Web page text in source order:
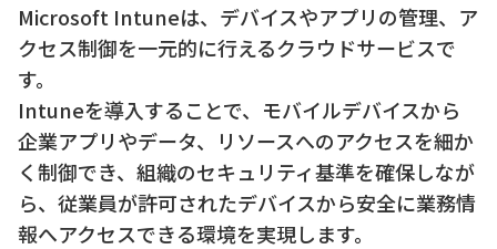
Microsoft Intuneは、デバイスやアプリの管理、ア
クセス制御を一元的に行えるクラウドサービスで
す。
Intuneを導入することで、モバイルデバイスから
企業アプリやデータ、リソースへのアクセスを細か
く制御でき、組織のセキュリティ基準を確保しなが
ら、従業員が許可されたデバイスから安全に業務情
報へアクセスできる環境を実現します。